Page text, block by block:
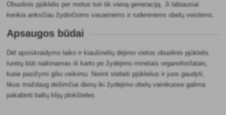
Obuolinis pjūklelis per metus turi tik vieną generaciją. Ji labiausiai
kenkia anksčiau žydinčioms vasarinėms ir rudeninėms obelų veislėms.
Apsaugos būdai
Dėl apsiskraidymo laiko ir kiaušinėlių dėjimo vietos obuolinis pjūklelis
turėtų būti naikinamas iš karto po žydėjimo minėtais organofosfatais,
kurie pasižymi giliu veikimu. Norint stebėti pjūklelius ir juos gaudyti,
likus maždaug dešimčiai dienų iki žydėjimo obelų vainikuose galima
pakabinti baltų klijų plokšteles.